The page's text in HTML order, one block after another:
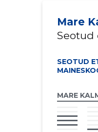
Mare
Seotud
SEOTUD
MARE